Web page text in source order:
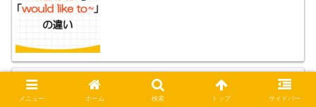
kind ofとkinds ofの違い！What kind of
の名詞は単数or複数？使い方と答え方
メニュー ホーム 検索 トップ サイドバー